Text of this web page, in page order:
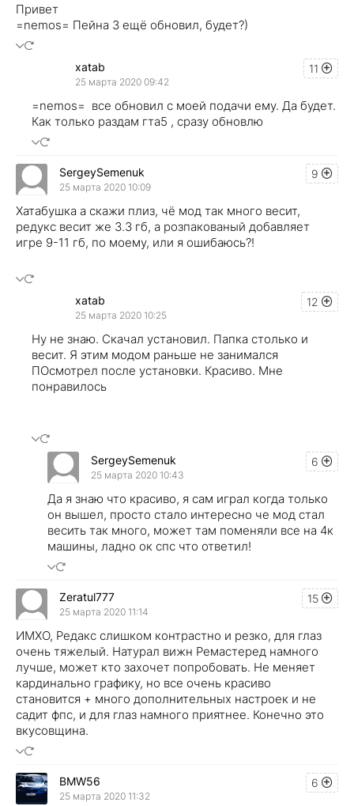
Привет
=nemos= Пейна 3 ещё обновил, будет?)
11
xatab
25 марта 2020 09:42
=nemos= все обновил с моей подачи ему. Да будет.
Как только раздам гта5 , сразу обновлю
9
SergeySemenuk
25 марта 2020 10:09
Хатабушка а скажи плиз, чё мод так много весит,
редукс весит же 3.3 гб, а розпакованый добавляет
игре 9-11 гб, по моему, или я ошибаюсь?!
12
xatab
25 марта 2020 10:25
Ну не знаю. Скачал установил. Папка столько и
весит. Я этим модом раньше не занимался
ПОсмотрел после установки. Красиво. Мне
понравилось
6
SergeySemenuk
25 марта 2020 10:43
Да я знаю что красиво, я сам играл когда только
он вышел, просто стало интересно че мод стал
весить так много, может там поменяли все на 4к
машины, ладно ок спс что ответил!
15
Zeratul777
25 марта 2020 11:14
ИМХО, Редакс слишком контрастно и резко, для глаз
очень тяжелый. Натурал вижн Ремастеред намного
лучше, может кто захочет попробовать. Не меняет
кардинально графику, но все очень красиво
становится + много дополнительных настроек и не
садит фпс, и для глаз намного приятнее. Конечно это
вкусовщина.
6
BMW56
25 марта 2020 11:32